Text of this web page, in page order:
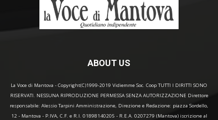
ABOUT US
La Voce di Mantova - Copyright(C)1999-2019 Vidiemme Soc. Coop TUTTI I DIRITTI SONO
RISERVATI. NESSUNA RIPRODUZIONE PERMESSA SENZA AUTORIZZAZIONE Direttore
responsabile: Alessio Tarpini Amministrazione, Direzione e Redazione: piazza Sordello,
12 - Mantova - P.IVA, C.F. e R.I. 01898140205 - R.E.A. 0207279 (Mantova) iscrizione al